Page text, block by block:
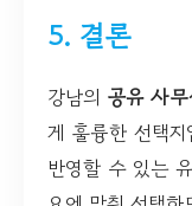
5. 결론
강남의 공유 사
게 훌륭한 선택
반영할 수 있는